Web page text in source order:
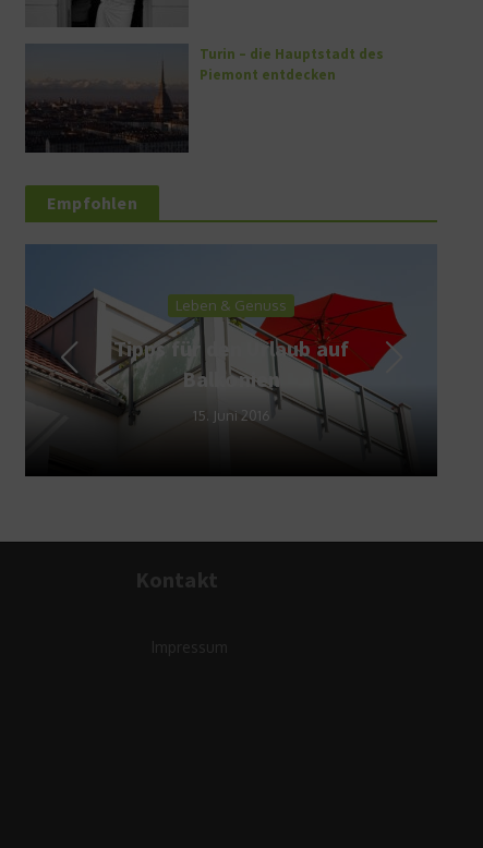
Turin – die Hauptstadt des
Piemont entdecken
Empfohlen
Leben & Genuss
Tipps für den Urlaub auf
Balkonien
15. Juni 2016
Kontakt
Impressum